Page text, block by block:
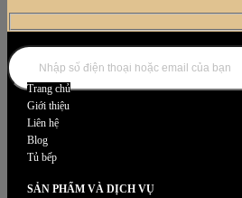
DANH MỤC NỘI THẤT
Trang chủ
Giới thiệu
Liên hệ
Blog
Tủ bếp
SẢN PHẨM VÀ DỊCH VỤ